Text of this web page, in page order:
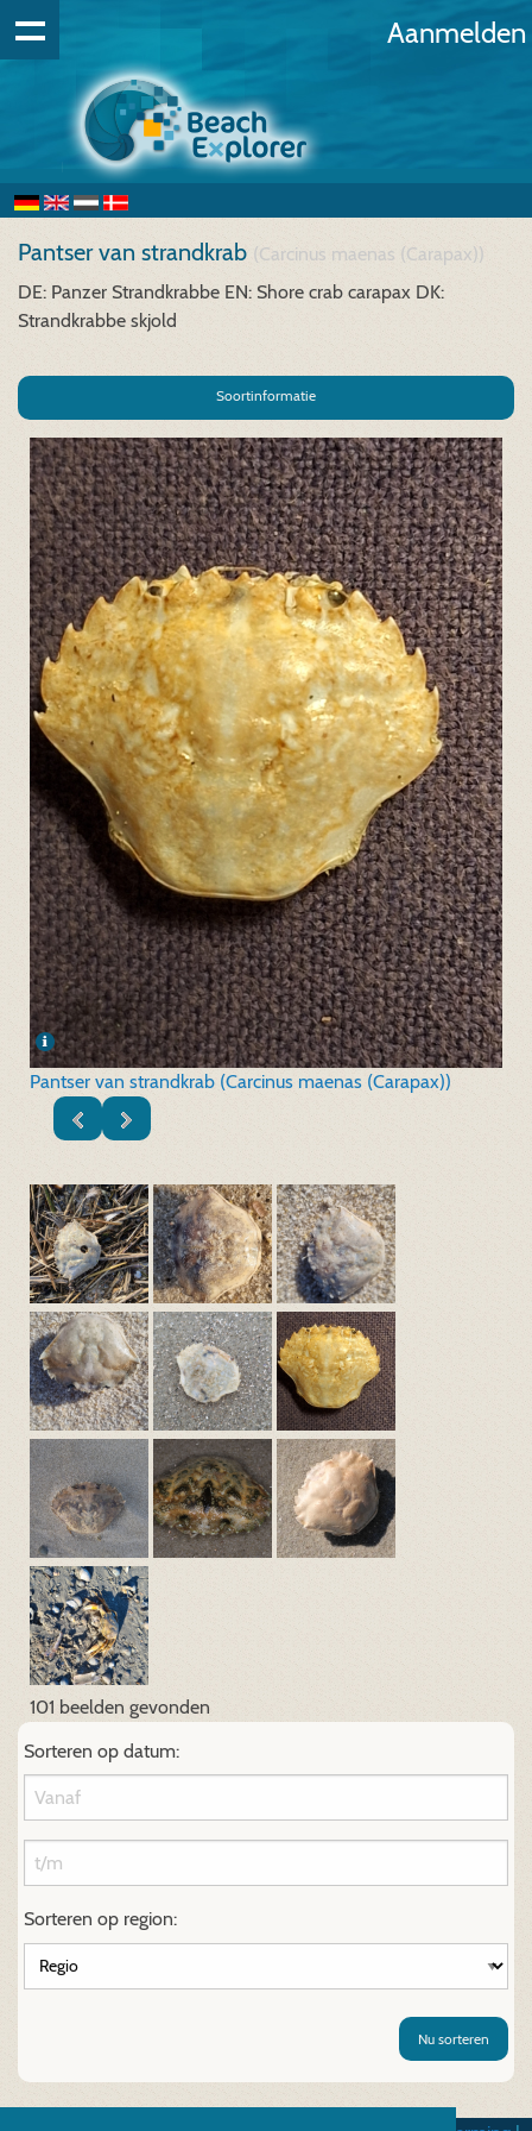
Aanmelden
Pantser van strandkrab (Carcinus maenas (Carapax))
DE: Panzer Strandkrabbe EN: Shore crab carapax DK:
Strandkrabbe skjold
Soortinformatie
Pantser van strandkrab (Carcinus maenas (Carapax))
101 beelden gevonden
Sorteren op datum:
Sorteren op region:
Nu sorteren